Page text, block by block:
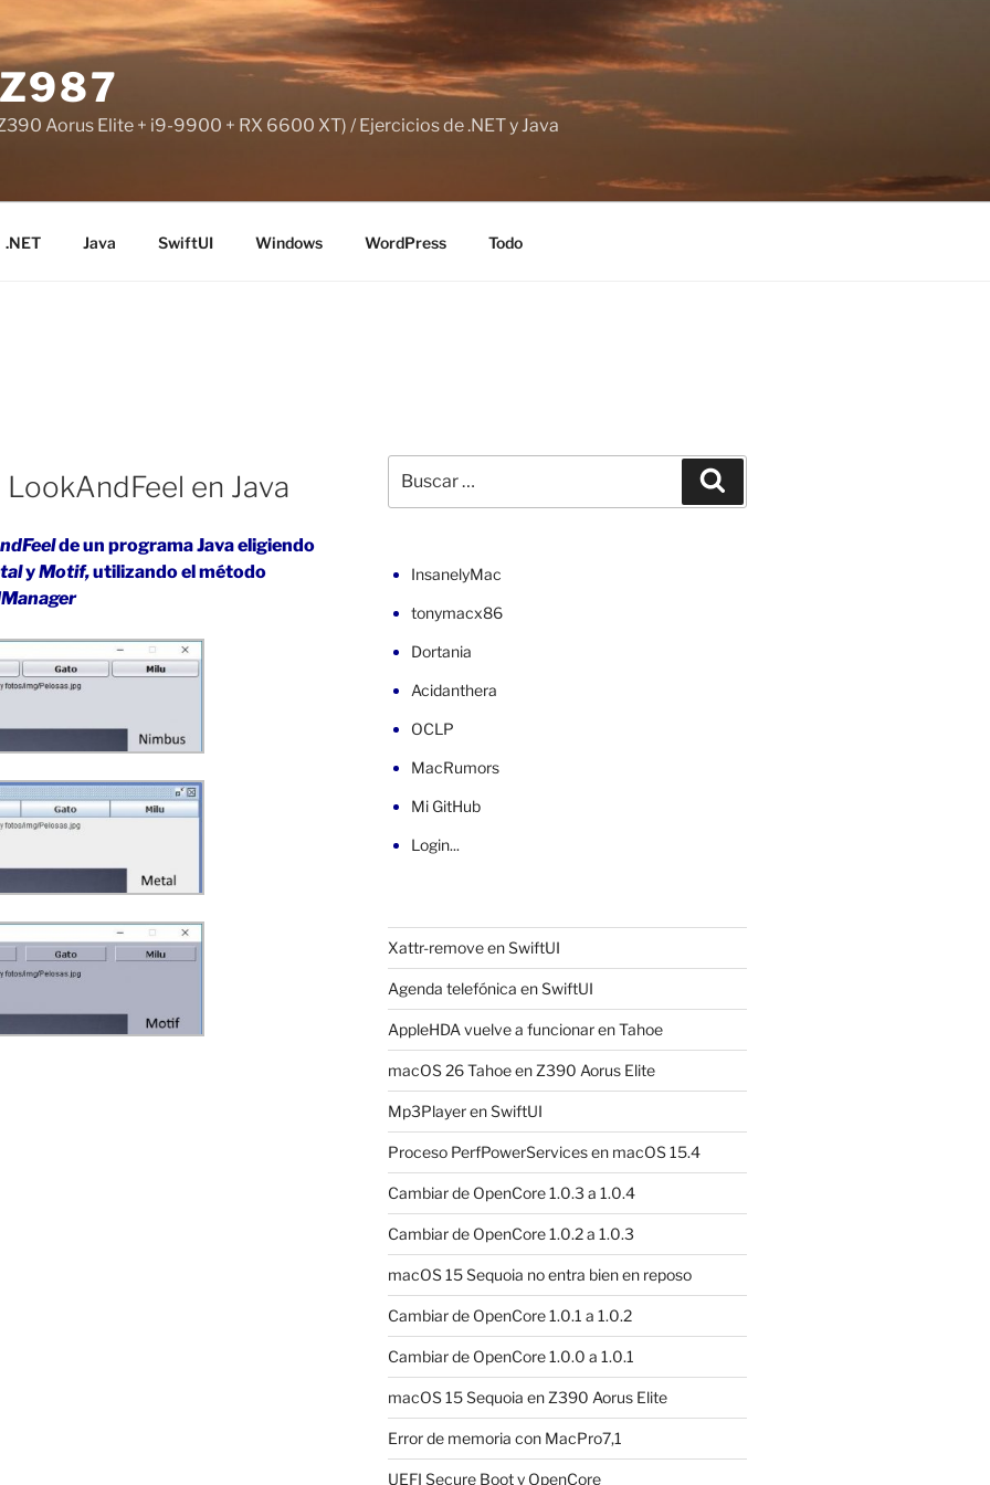
Aorus Elite + i9-9900 + RX 6600 XT) / Ejercicios de .NET y Java
.NET Java SwiftUI Windows WordPress Todo
en Java
de un programa Java eligiendo
yMotif,utilizando el método
por:
InsanelyMac
tonymacx86
Dortania
Acidanthera
OCLP
MacRumors
Mi GitHub
Login...
Xattr-remove en SwiftUI
Agenda telefónica en SwiftUI
AppleHDA vuelve a funcionar en Tahoe
macOS 26 Tahoe en Z390 Aorus Elite
Mp3Player en SwiftUI
Proceso PerfPowerServices en macOS 15.4
Cambiar de OpenCore 1.0.3 a 1.0.4
Cambiar de OpenCore 1.0.2 a 1.0.3
macOS 15 Sequoia no entra bien en reposo
Cambiar de OpenCore 1.0.1 a 1.0.2
Cambiar de OpenCore 1.0.0 a 1.0.1
macOS 15 Sequoia en Z390 Aorus Elite
Error de memoria con MacPro7,1
UEFI Secure Boot y OpenCore